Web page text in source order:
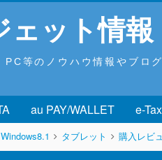
ット情報
PC等のノウハウ情報やブロ
au PAY/WALLET e-
Windows8.1 タブレット 購入レビ